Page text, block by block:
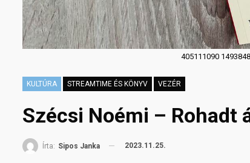
405111090
KULTÚRA STREAMTIME ÉS KÖNYV VEZÉR
Szécsi Noémi – Rohadt
Írta: Sipos Janka 2023.11.25.